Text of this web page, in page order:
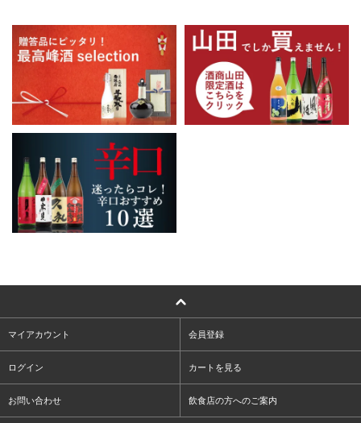
マイアカウント 会員登録
ログイン カートを見る
お問い合わせ 飲食店の方へのご案内